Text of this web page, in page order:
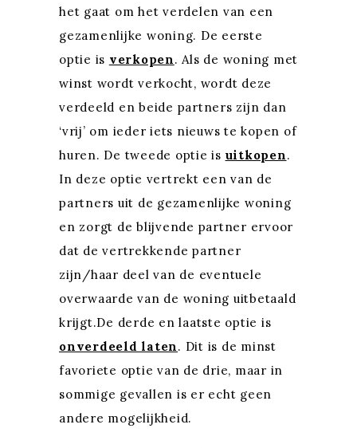
het gaat om het verdelen van een
gezamenlijke woning. De eerste
optie is verkopen. Als de woning met
winst wordt verkocht, wordt deze
verdeeld en beide partners zijn dan
‘vrij’ om ieder iets nieuws te kopen of
huren. De tweede optie is uitkopen.
In deze optie vertrekt een van de
partners uit de gezamenlijke woning
en zorgt de blijvende partner ervoor
dat de vertrekkende partner
zijn/haar deel van de eventuele
overwaarde van de woning uitbetaald
krijgt.De derde en laatste optie is
onverdeeld laten. Dit is de minst
favoriete optie van de drie, maar in
sommige gevallen is er echt geen
andere mogelijkheid.